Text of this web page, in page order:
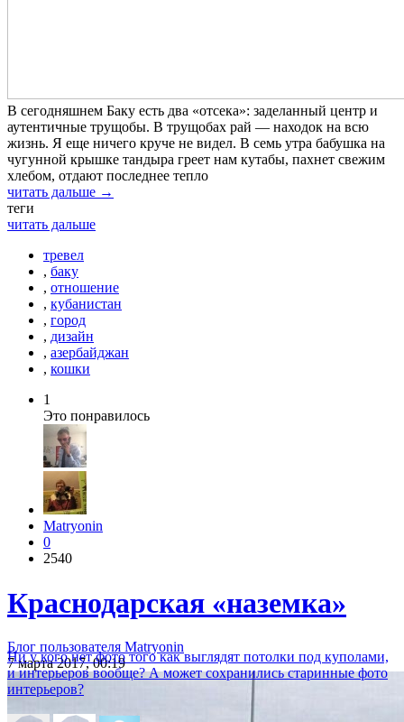
В сегодняшнем Баку есть два «отсека»: заделанный центр и
аутентичные трущобы. В трущобах рай — находок на всю
жизнь. Я еще ничего круче не видел. В семь утра бабушка на
чугунной крышке тандыра греет нам кутабы, пахнет свежим
хлебом, отдают последнее тепло
читать дальше →
теги
читать дальше
тревел
, баку
, отношение
, кубанистан
, город
, дизайн
, азербайджан
, кошки
1
Это понравилось
Matryonin
0
2540
Краснодарская «наземка»
Блог пользователя Matryonin
7 марта 2017, 00:19
Ни у кого нет фото того как выглядят потолки под куполами,
и интерьеров вообще? А может сохранились старинные фото
интерьеров?